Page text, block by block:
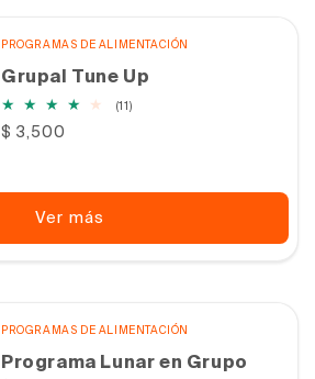
PROGRAMAS DE ALIMENTACIÓN
Grupal Tune Up
(11)11
Precio
$ 3,500
Ver más
PROGRAMAS DE ALIMENTACIÓN
Programa Lunar en Grupo